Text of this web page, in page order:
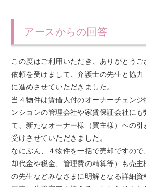
アースからの回答
この度はご利用いただき、ありがとうご
依頼を受けまして、弁護士の先生と協
に進めさせていただきました。
当４物件は賃借人付のオーナーチェン
ンションの管理会社や家賃保証会社に
て、新たなオーナー様（買主様）への引
受けさせていただきました。
なにぶん、４物件を一括で売却ですの
却代金や税金、管理費の精算等）も売
の先生などみなさまに明解となる詳細資